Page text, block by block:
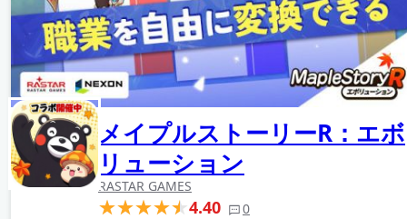
メイプルストーリーR：エボ
リューション
RASTAR GAMES
4.40 0